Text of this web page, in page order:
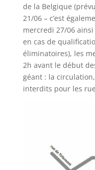
de la Belgique
21/06 – c’est
mercredi 27/06
en cas de
éliminatoires), les
2h avant le début
géant : la
interdits pour les